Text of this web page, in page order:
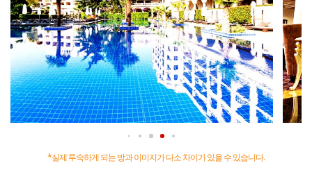
*실제 투숙하게 되는 방과 이미지가 다소 차이가 있을 수 있습니다.